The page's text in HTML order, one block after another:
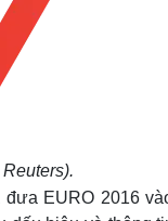
EURO 2016